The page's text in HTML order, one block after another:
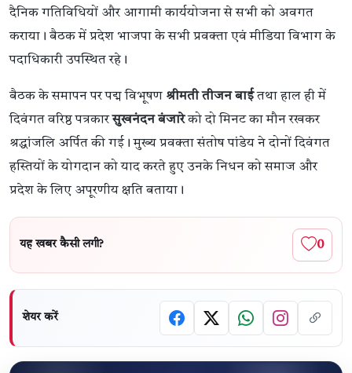
दैनिक गतिविधियों और आगामी कार्ययोजना से सभी को अवगत
कराया। बैठक में प्रदेश भाजपा के सभी प्रवक्ता एवं मीडिया विभाग के
पदाधिकारी उपस्थित रहे।
बैठक के समापन पर पद्म विभूषण श्रीमती तीजन बाईतथा हाल ही में
दिवंगत वरिष्ठ पत्रकारसुखनंदन बंजारेको दो मिनट का मौन रखकर
श्रद्धांजलि अर्पित की गई। मुख्य प्रवक्ता संतोष पांडेय ने दोनों दिवंगत
हस्तियों के योगदान को याद करते हुए उनके निधन को समाज और
प्रदेश के लिए अपूरणीय क्षति बताया।
यह खबर कैसी लगी? 0
शेयर करें